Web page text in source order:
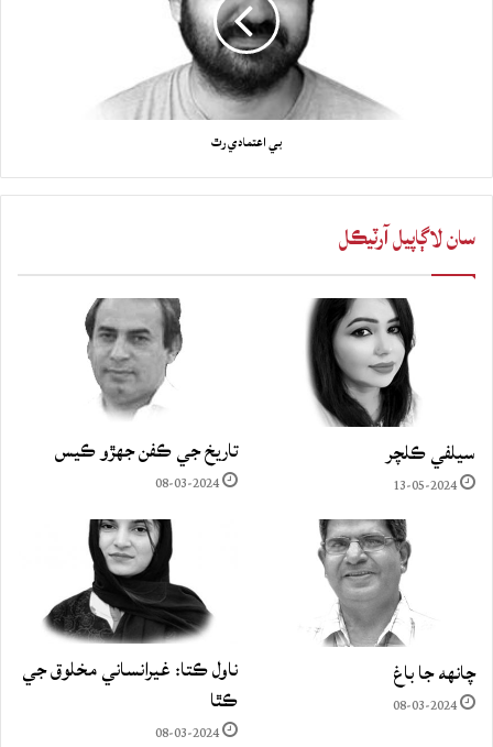
بي اعتمادي رٿ
سان لاڳاپيل آرٽيڪل
سيلفي ڪلچر
13-05-2024
تاريخ جي ڪفن جھڙو ڪيس
08-03-2024
چانهه جا باغ
08-03-2024
ناول ڪتا: غيرانساني مخلوق جي
ڪٿا
08-03-2024